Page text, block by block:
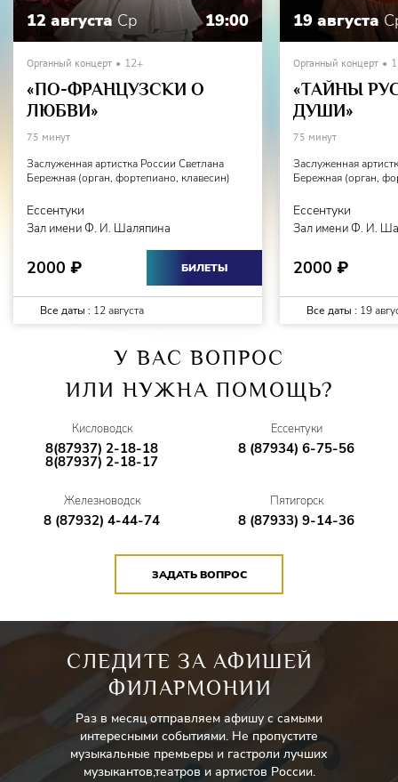
12 августа Ср 19:00
Органный концерт 12+
«ПО-ФРАНЦУЗСКИ О
ЛЮБВИ»
75 минут
Заслуженная артистка России Светлана
Бережная (орган, фортепиано, клавесин)
Ессентуки
Зал имени Ф. И. Шаляпина
2000 ₽ БИЛЕТЫ
Все даты : 12 августа
19 августа
Органный концерт
«ТАЙНЫ
ДУШИ»
75 минут
Заслуженная
Бережная (орган,
Ессентуки
Зал имени Ф. И.
2000 ₽
Все даты : 19
У ВАС ВОПРОС
ИЛИ НУЖНА ПОМОЩЬ?
Кисловодск
8(87937) 2-18-18
8(87937) 2-18-17
Ессентуки
8 (87934) 6-75-56
Железноводск
8 (87932) 4-44-74
Пятигорск
8 (87933) 9-14-36
ЗАДАТЬ ВОПРОС
СЛЕДИТЕ ЗА АФИШЕЙ
ФИЛАРМОНИИ
Раз в месяц отправляем афишу с самыми
интересными событиями. Не пропустите
музыкальные премьеры и гастроли лучших
музыкантов,театров и артистов России.